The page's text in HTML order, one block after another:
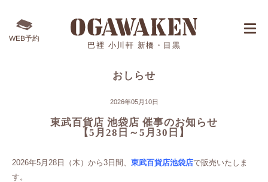
WEB予約
巴裡 小川軒 新橋・目黒
おしらせ
2026年05月10日
東武百貨店 池袋店 催事のお知らせ
【5月28日～5月30日】
2026年5月28日（木）から3日間、 東武百貨店池袋店で販売いたしま
す。